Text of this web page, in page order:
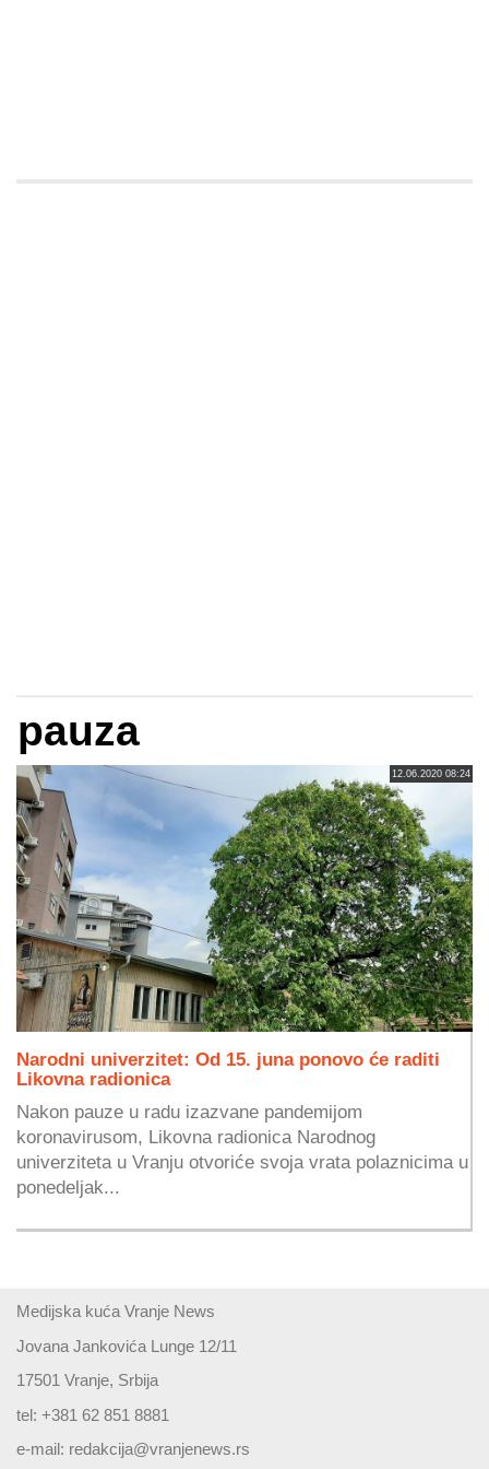
pauza
12.06.2020 08:24
Narodni univerzitet: Od 15. juna ponovo će raditi
Likovna radionica
Nakon pauze u radu izazvane pandemijom
koronavirusom, Likovna radionica Narodnog
univerziteta u Vranju otvoriće svoja vrata polaznicima u
ponedeljak...
Medijska kuća Vranje News
Jovana Jankovića Lunge 12/11
17501 Vranje, Srbija
tel: +381 62 851 8881
e-mail: redakcija@vranjenews.rs